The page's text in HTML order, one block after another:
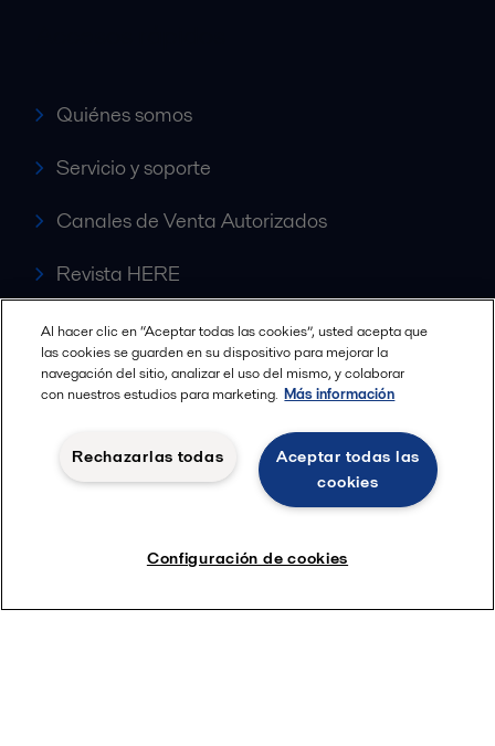
Quiénes somos
Servicio y soporte
Canales de Venta Autorizados
Revista HERE
Carrera
Alfa Laval S A
Al hacer clic en “Aceptar todas las cookies”, usted acepta que
las cookies se guarden en su dispositivo para mejorar la
navegación del sitio, analizar el uso del mismo, y colaborar
con nuestros estudios para marketing. Más información
Aceptar todas las
cookies
Rechazarlas todas
Configuración de cookies